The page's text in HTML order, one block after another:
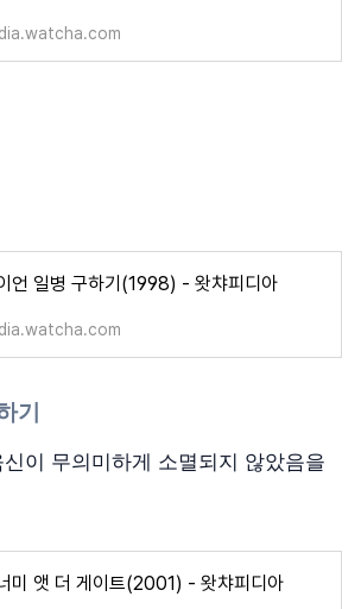
언 일병 구하기(1998) - 왓챠피디아
기
이 무의미하게 소멸되지 않았음을
미 앳 더 게이트(2001) - 왓챠피디아